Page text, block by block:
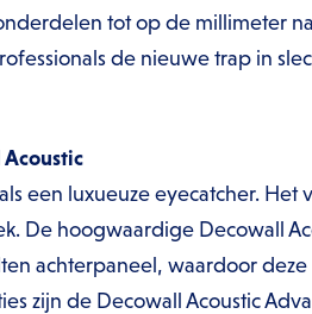
tot op de millimeter
de nieuwe trap in
Acoustic
een luxueuze eyecatcher.
De hoogwaardige Decowall
achterpaneel, waardoor
zijn de Decowall Acoustic